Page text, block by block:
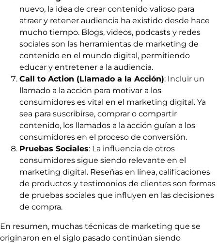
nuevo, la idea de crear contenido valioso para
atraer y retener audiencia ha existido desde hace
mucho tiempo. Blogs, videos, podcasts y redes
sociales son las herramientas de marketing de
contenido en el mundo digital, permitiendo
educar y entretener a la audiencia.
Call to Action (Llamado a la Acción): Incluir un
llamado a la acción para motivar a los
consumidores es vital en el marketing digital. Ya
sea para suscribirse, comprar o compartir
contenido, los llamados a la acción guían a los
consumidores en el proceso de conversión.
Pruebas Sociales: La influencia de otros
consumidores sigue siendo relevante en el
marketing digital. Reseñas en línea, calificaciones
de productos y testimonios de clientes son formas
de pruebas sociales que influyen en las decisiones
de compra.
En resumen, muchas técnicas de marketing que se
originaron en el siglo pasado continúan siendo